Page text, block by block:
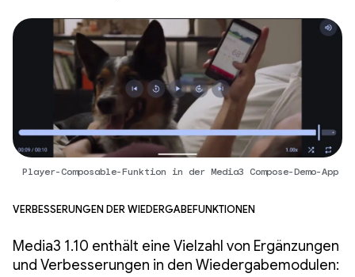
Player-Composable-Funktion in der Media3 Compose-Demo-App
Verbesserungen der Wiedergabefunktionen
Media3 1.10 enthält eine Vielzahl von Ergänzungen
und Verbesserungen in den Wiedergabemodulen: